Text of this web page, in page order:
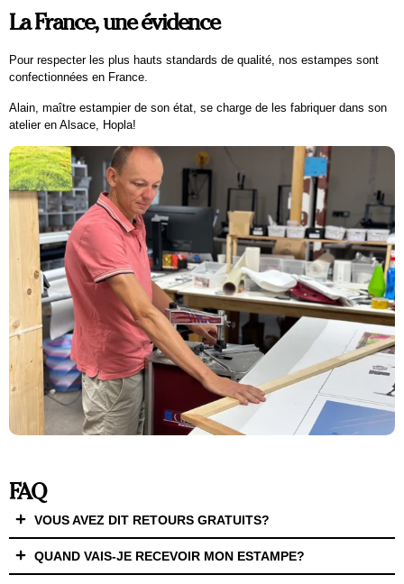
La France, une évidence
Pour respecter les plus hauts standards de qualité, nos estampes sont
confectionnées en France.
Alain, maître estampier de son état, se charge de les fabriquer dans son
atelier en Alsace, Hopla!
FAQ
VOUS AVEZ DIT RETOURS GRATUITS?
QUAND VAIS-JE RECEVOIR MON ESTAMPE?